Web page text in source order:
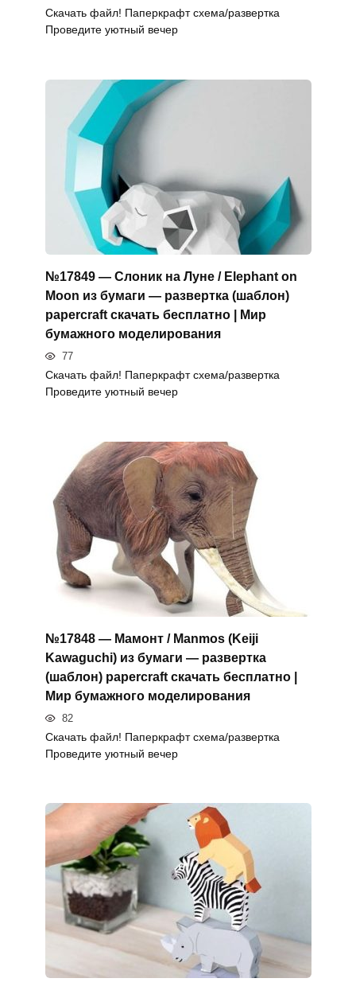
Скачать файл! Паперкрафт схема/развертка
Проведите уютный вечер
№17849 — Слоник на Луне / Elephant on
Moon из бумаги — развертка (шаблон)
papercraft скачать бесплатно | Мир
бумажного моделирования
77
Скачать файл! Паперкрафт схема/развертка
Проведите уютный вечер
№17848 — Мамонт / Manmos (Keiji
Kawaguchi) из бумаги — развертка
(шаблон) papercraft скачать бесплатно |
Мир бумажного моделирования
82
Скачать файл! Паперкрафт схема/развертка
Проведите уютный вечер